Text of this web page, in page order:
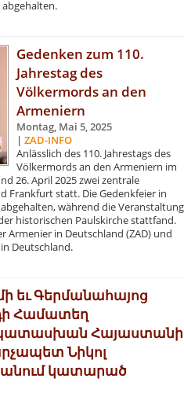
Gedenken zum 110.
Jahrestag des
Völkermords an den
Armeniern
Montag, Mai 5, 2025
| ZAD-INFO
Anlässlich des 110. Jahrestags des
Völkermords an den Armeniern im
26. April 2025 zwei zentrale
Frankfurt statt. Die Gedenkfeier in
während die Veranstaltung
historischen Paulskirche stattfand.
Armenier in Deutschland (ZAD) und
Deutschland.
եւ Գերմանահայոց
Համատեղ
պատասխան Հայաստանի
Նիկոլ
կատարած